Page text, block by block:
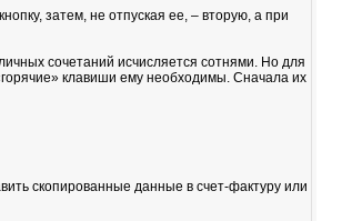
затем, не отпуская ее, – вторую, а при
сочетаний исчисляется сотнями. Но для
клавиши ему необходимы. Сначала их
скопированные данные в счет-фактуру или